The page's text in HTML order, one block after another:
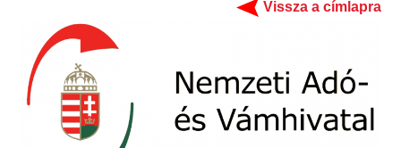
Vissza a címlapra